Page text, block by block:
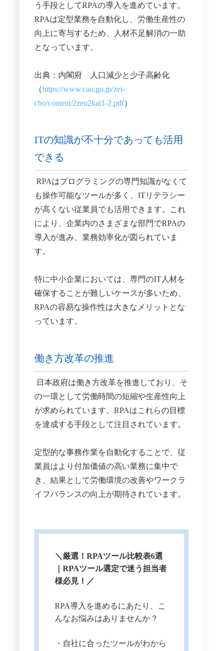
う手段としてRPAの導入を進めています。​
RPAは定型業務を自動化し、労働生産性の
向上に寄与するため、人材不足解消の一助
となっています。
出典：内閣府 人口減少と少子高齢化
（https://www.cao.go.jp/zei-
cho/content/2zen2kai1-2.pdf）
ITの知識が不十分であっても活用
できる
RPAはプログラミングの専門知識がなくて
も操作可能なツールが多く、ITリテラシー
が高くない従業員でも活用できます。​これ
により、企業内のさまざまな部門でRPAの
導入が進み、業務効率化が図られていま
す。​
特に中小企業においては、専門のIT人材を
確保することが難しいケースが多いため、
RPAの容易な操作性は大きなメリットとな
っています。
働き方改革の推進
日本政府は働き方改革を推進しており、そ
の一環として労働時間の短縮や生産性向上
が求められています。​RPAはこれらの目標
を達成する手段として注目されています。
​定型的な事務作業を自動化することで、従
業員はより付加価値の高い業務に集中で
き、結果として労働環境の改善やワークラ
イフバランスの向上が期待されています。
＼厳選！RPAツール比較表6選
｜RPAツール選定で迷う担当者
様必見！／
RPA導入を進めるにあたり、こ
んなお悩みはありませんか？
・自社に合ったツールがわから